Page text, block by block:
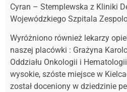
Cyran – Stemplewska z Kliniki
Wojewódzkiego Szpitala
Wyróżniono również lekarzy
naszej placówki : Grażyna
Oddziału Onkologii i
wysokie, szóste miejsce w
został doceniony w dziedzinie